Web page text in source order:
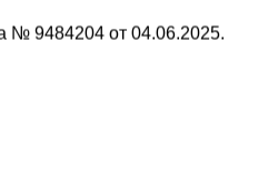
№ 9484204 от 04.06.2025.